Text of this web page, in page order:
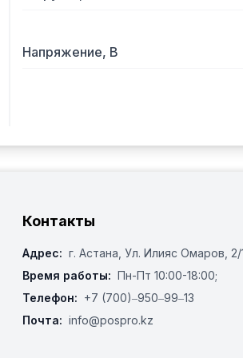
Расход воды (при давлении 2 кг/
Номинальная мощность
Напряжение, В
Контакты
Адрес: г. Астана, ​Ул. Илияс Омаров, 2/
Время работы: Пн-Пт 10:00-18:00;
Телефон: +7 (700)‒950‒99‒13
Почта: info@pospro.kz